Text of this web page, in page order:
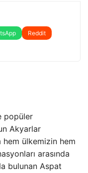
Reddit
popüler
Akyarlar
hem ülkemizin hem
arasında
bulunan Aspat